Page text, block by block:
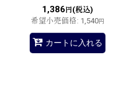
1,386 円(税込)
希望小売価格: 1,540円
カートに入れる